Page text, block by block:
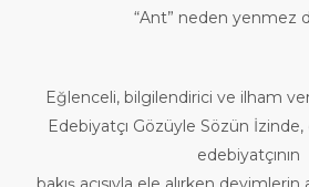
“Ant” neden yenmez
Eğlenceli, bilgilendirici ve ilham
Edebiyatçı Gözüyle Sözün
edebiyatçının